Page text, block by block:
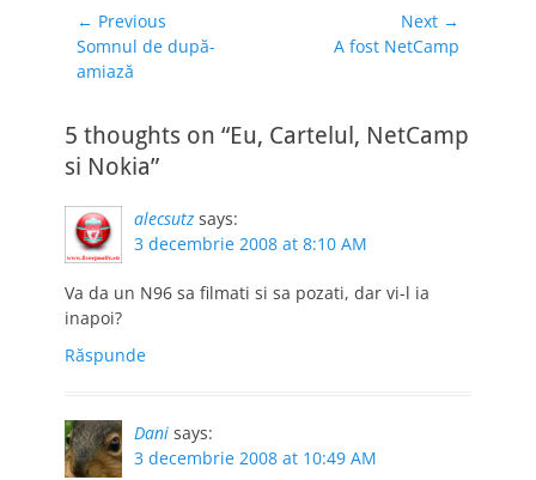
atunci când merge
în Bucureşti a
devenit deja o
"tradiţie", el fiind
Navigare
în
articole
← Previous
Previous
post:
Somnul de după-
amiază
Next →
A fost NetCamp
5 thoughts on “Eu, Cartelul, NetCamp
si Nokia”
alecsutz says:
3 decembrie 2008 at 8:10 AM
Va da un N96 sa filmati si sa pozati, dar vi-l ia
inapoi?
Răspunde
Dani says:
3 decembrie 2008 at 10:49 AM